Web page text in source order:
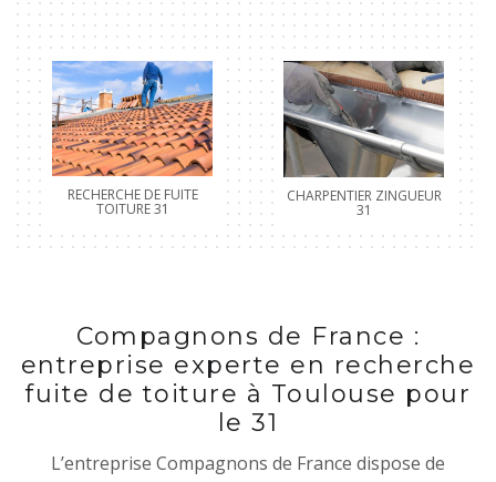
RECHERCHE DE FUITE
TOITURE 31
CHARPENTIER ZINGUEUR
31
Compagnons de France :
entreprise experte en recherche
fuite de toiture à Toulouse pour
le 31
L’entreprise Compagnons de France dispose de